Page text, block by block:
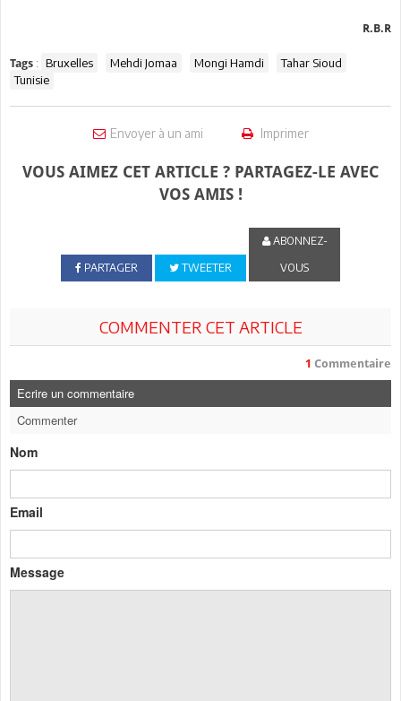
R.B.R
Tags : Bruxelles Mehdi Jomaa Mongi Hamdi
Tahar Sioud
Tunisie
Envoyer à un ami Imprimer
VOUS AIMEZ CET ARTICLE ? PARTAGEZ-LE AVEC
VOS AMIS !
PARTAGER TWEETER
ABONNEZ-
VOUS
COMMENTER CET ARTICLE
1 Commentaire
Ecrire un commentaire
Commenter
Nom
Email
Message